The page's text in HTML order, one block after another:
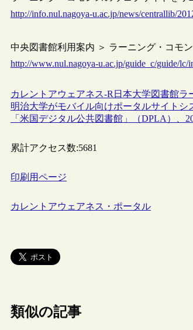
http://info.nul.nagoya-u.ac.jp/news/centrallib/
中央図書館利用案内 ＞ ラーニング・コモ
http://www.nul.nagoya-u.ac.jp/guide_c/guide/lc/
カレントアウェアネス-R 日本大学図書館ラ
明治大学がモバイル向けポータルサイトシ
「米国デジタル公共図書館」（DPLA）、
累計アクセス数:5681
印刷用ページ
カレントアウェアネス・ポータル
類似の記事